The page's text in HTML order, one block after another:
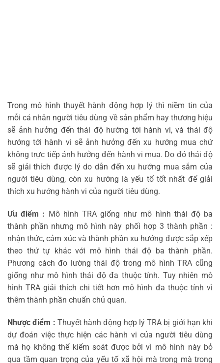
Trong mô hình thuyết hành động hợp lý thì niềm tin của
mỗi cá nhân người tiêu dùng về sản phẩm hay thương hiệu
sẽ ảnh hưởng đến thái độ hướng tới hành vi, và thái độ
hướng tới hành vi sẽ ảnh hưởng đến xu hướng mua chứ
không trực tiếp ảnh hưởng đến hành vi mua. Do đó thái độ
sẽ giải thích được lý do dẫn đến xu hướng mua sắm của
người tiêu dùng, còn xu hướng là yếu tố tốt nhất để giải
thích xu hướng hành vi của người tiêu dùng.
Ưu điểm : Mô hình TRA giống như mô hình thái độ ba
thành phần nhưng mô hình này phối hợp 3 thành phần :
nhận thức, cảm xúc và thành phần xu hướng được sắp xếp
theo thứ tự khác với mô hình thái độ ba thành phần.
Phương cách đo lường thái độ trong mô hình TRA cũng
giống như mô hình thái độ đa thuộc tính. Tuy nhiên mô
hình TRA giải thích chi tiết hơn mô hình đa thuộc tính vì
thêm thành phần chuẩn chủ quan.
Nhược điểm : Thuyết hành động hợp lý TRA bị giới hạn khi
dự đoán việc thực hiện các hành vi của người tiêu dùng
mà họ không thể kiểm soát được bởi vì mô hình này bỏ
qua tầm quan trọng của yếu tố xã hội mà trong mà trong